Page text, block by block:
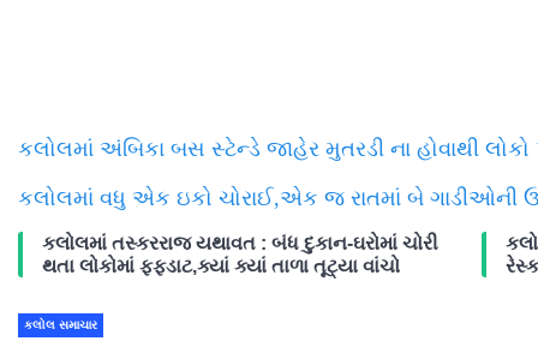
કલોલમાં અંબિકા બસ સ્ટેન્ડે જાહેર મુતરડી ના હોવાથી
કલોલમાં વધુ એક ઇકો ચોરાઈ,એક જ રાતમાં બે ગાડીઓની
કલોલમાં તસ્કરરાજ યથાવત : બંધ દુકાન-ઘરોમાં ચોરી
થતા લોકોમાં ફફડાટ,ક્યાં ક્યાં તાળા તૂટ્યા વાંચો
કલોલ સમાચાર